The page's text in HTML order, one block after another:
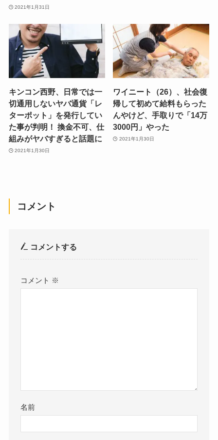
2021年1月31日
キンコン西野、日常では一
切通用しないヤバ通貨「レ
ターポット」を発行してい
た事が判明！ 換金不可、仕
組みがヤバすぎると話題に
2021年1月30日
ワイニート（26）、社会復
帰して初めて給料もらった
んやけど、手取りで「14万
3000円」やった
2021年1月30日
コメント
コメントする
コメント ※
名前